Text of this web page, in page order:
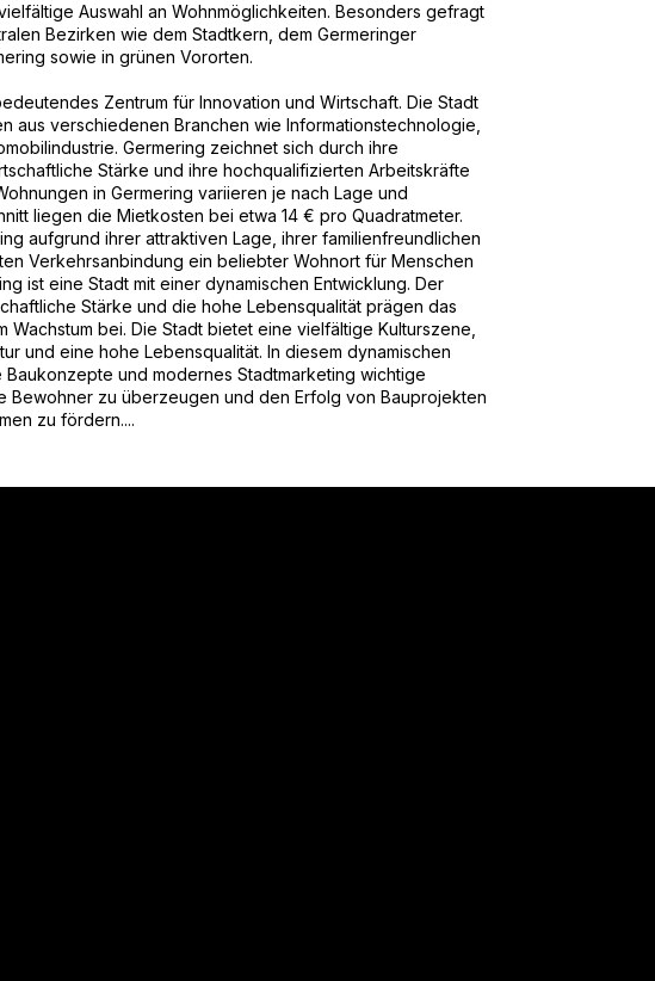
Auswahl an Wohnmöglichkeiten. Besonders gefragt
Bezirken wie dem Stadtkern, dem Germeringer
sowie in grünen Vororten.
Zentrum für Innovation und Wirtschaft. Die Stadt
aus verschiedenen Branchen wie Informationstechnologie,
Germering zeichnet sich durch ihre
Stärke und ihre hochqualifizierten Arbeitskräfte
in Germering variieren je nach Lage und
liegen die Mietkosten bei etwa 14 € pro Quadratmeter.
aufgrund ihrer attraktiven Lage, ihrer familienfreundlichen
Verkehrsanbindung ein beliebter Wohnort für Menschen
ist eine Stadt mit einer dynamischen Entwicklung. Der
Stärke und die hohe Lebensqualität prägen das
Wachstum bei. Die Stadt bietet eine vielfältige Kulturszene,
und eine hohe Lebensqualität. In diesem dynamischen
und modernes Stadtmarketing wichtige
Bewohner zu überzeugen und den Erfolg von Bauprojekten
zu fördern....